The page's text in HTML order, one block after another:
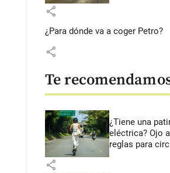
share
¿Para dónde va a coger Petro?
share
Te
¿Tiene una
eléctrica? Ojo
reglas para
share